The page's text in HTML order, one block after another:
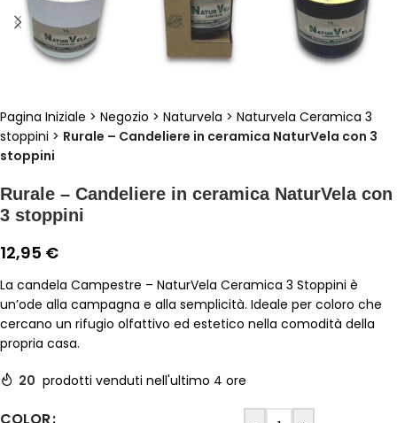
Pagina Iniziale > Negozio > Naturvela > Naturvela Ceramica 3
stoppini > Rurale – Candeliere in ceramica NaturVela con 3
stoppini
Rurale – Candeliere in ceramica NaturVela con
3 stoppini
12,95 €
La candela Campestre – NaturVela Ceramica 3 Stoppini è
un’ode alla campagna e alla semplicità. Ideale per coloro che
cercano un rifugio olfattivo ed estetico nella comodità della
propria casa.
20 prodotti venduti nell'ultimo 4 ore